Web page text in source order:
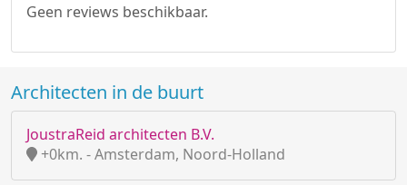
Geen reviews beschikbaar.
Architecten in de buurt
JoustraReid architecten B.V.
+0km. - Amsterdam, Noord-Holland